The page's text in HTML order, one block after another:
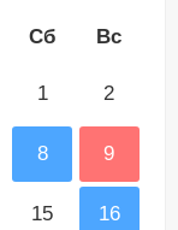
Сб Вс
1 2
8 9
15 16